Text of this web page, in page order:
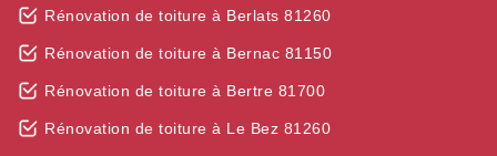
Rénovation de toiture à Berlats 81260
Rénovation de toiture à Bernac 81150
Rénovation de toiture à Bertre 81700
Rénovation de toiture à Le Bez 81260